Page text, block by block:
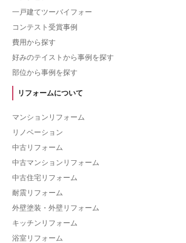
一戸建てツーバイフォー
コンテスト受賞事例
費用から探す
好みのテイストから事例を探す
部位から事例を探す
リフォームについて
マンションリフォーム
リノベーション
中古リフォーム
中古マンションリフォーム
中古住宅リフォーム
耐震リフォーム
外壁塗装・外壁リフォーム
キッチンリフォーム
浴室リフォーム